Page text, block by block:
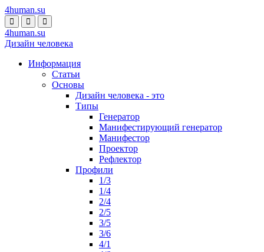
4human.su
4human.su
Дизайн человека
Информация
Статьи
Основы
Дизайн человека - это
Типы
Генератор
Манифестирующий генератор
Манифестор
Проектор
Рефлектор
Профили
1/3
1/4
2/4
2/5
3/5
3/6
4/1